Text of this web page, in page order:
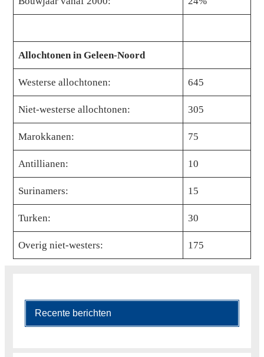
Allochtonen in Geleen-Noord
Westerse allochtonen: 645
Niet-westerse allochtonen: 305
Marokkanen: 75
Antillianen: 10
Surinamers: 15
Turken: 30
Overig niet-westers: 175
Recente berichten